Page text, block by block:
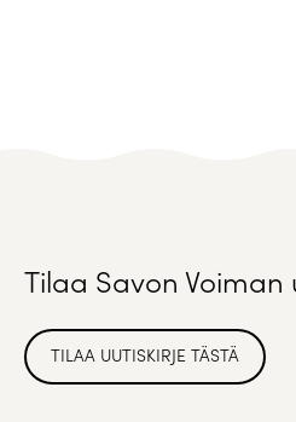
Tilaa Savon Voiman
TILAA UUTISKIRJE TÄSTÄ